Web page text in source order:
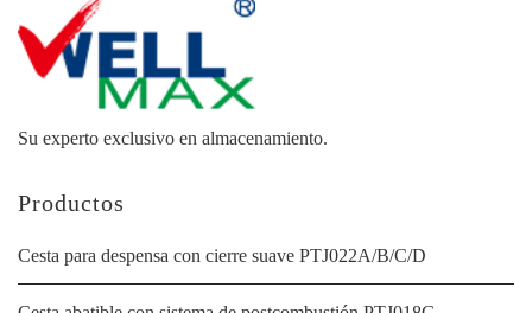
Su experto exclusivo en almacenamiento.
Productos
Cesta para despensa con cierre suave PTJ022A/B/C/D